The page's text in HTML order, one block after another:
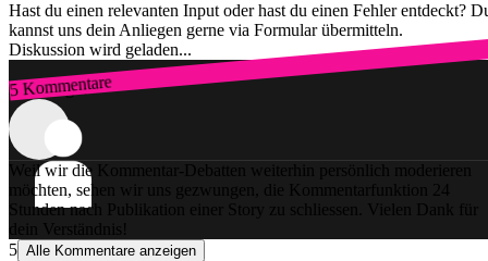
Hast du einen relevanten Input oder hast du einen Fehler entdeckt?
kannst uns dein Anliegen gerne via Formular übermitteln.
Diskussion wird geladen...
5 Kommentare
Zum Login
Weil wir die Kommentar-Debatten weiterhin persönlich moderieren
möchten, sehen wir uns gezwungen, die Kommentarfunktion 24
Stunden nach Publikation einer Story zu schliessen. Vielen Dank für
dein Verständnis!
5 Alle Kommentare anzeigen